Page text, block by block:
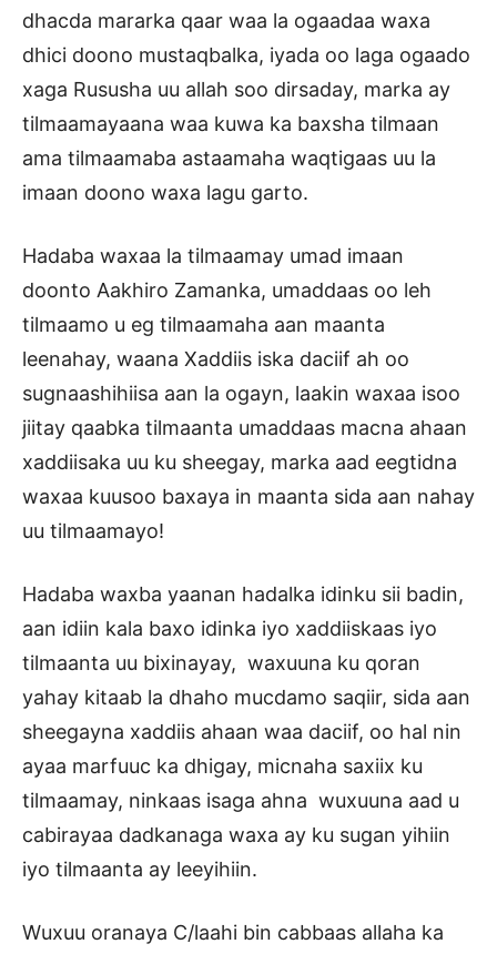
dhacda mararka qaar waa la ogaadaa waxa
dhici doono mustaqbalka, iyada oo laga ogaado
xaga Rususha uu allah soo dirsaday, marka ay
tilmaamayaana waa kuwa ka baxsha tilmaan
ama tilmaamaba astaamaha waqtigaas uu la
imaan doono waxa lagu garto.
Hadaba waxaa la tilmaamay umad imaan
doonto Aakhiro Zamanka, umaddaas oo leh
tilmaamo u eg tilmaamaha aan maanta
leenahay, waana Xaddiis iska daciif ah oo
sugnaashihiisa aan la ogayn, laakin waxaa isoo
jiitay qaabka tilmaanta umaddaas macna ahaan
xaddiisaka uu ku sheegay, marka aad eegtidna
waxaa kuusoo baxaya in maanta sida aan nahay
uu tilmaamayo!
Hadaba waxba yaanan hadalka idinku sii badin,
aan idiin kala baxo idinka iyo xaddiiskaas iyo
tilmaanta uu bixinayay, waxuuna ku qoran
yahay kitaab la dhaho mucdamo saqiir, sida aan
sheegayna xaddiis ahaan waa daciif, oo hal nin
ayaa marfuuc ka dhigay, micnaha saxiix ku
tilmaamay, ninkaas isaga ahna wuxuuna aad u
cabirayaa dadkanaga waxa ay ku sugan yihiin
iyo tilmaanta ay leeyihiin.
Wuxuu oranaya C/laahi bin cabbaas allaha ka